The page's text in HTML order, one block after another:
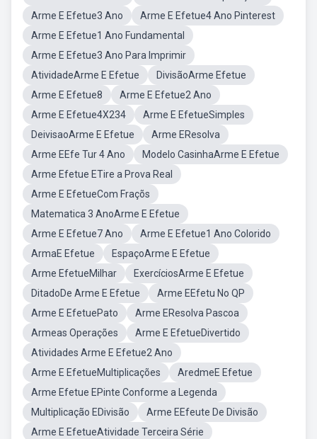
Arme E Efetue3 Ano
Arme E Efetue4 Ano Pinterest
Arme E Efetue1 Ano Fundamental
Arme E Efetue3 Ano Para Imprimir
AtividadeArme E Efetue
DivisãoArme Efetue
Arme E Efetue8
Arme E Efetue2 Ano
Arme E Efetue4X234
Arme E EfetueSimples
DeivisaoArme E Efetue
Arme EResolva
Arme EEfe Tur 4 Ano
Modelo CasinhaArme E Efetue
Arme Efetue ETire a Prova Real
Arme E EfetueCom Fraçõs
Matematica 3 AnoArme E Efetue
Arme E Efetue7 Ano
Arme E Efetue1 Ano Colorido
ArmaE Efetue
EspaçoArme E Efetue
Arme EfetueMilhar
ExercíciosArme E Efetue
DitadoDe Arme E Efetue
Arme EEfetu No QP
Arme E EfetuePato
Arme EResolva Pascoa
Armeas Operações
Arme E EfetueDivertido
Atividades Arme E Efetue2 Ano
Arme E EfetueMultiplicações
AredmeE Efetue
Arme Efetue EPinte Conforme a Legenda
Multiplicação EDivisão
Arme EEfeute De Divisão
Arme E EfetueAtividade Terceira Série